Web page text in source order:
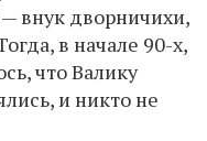
внук дворничихи,
в начале 90-х,
что Валику
и никто не